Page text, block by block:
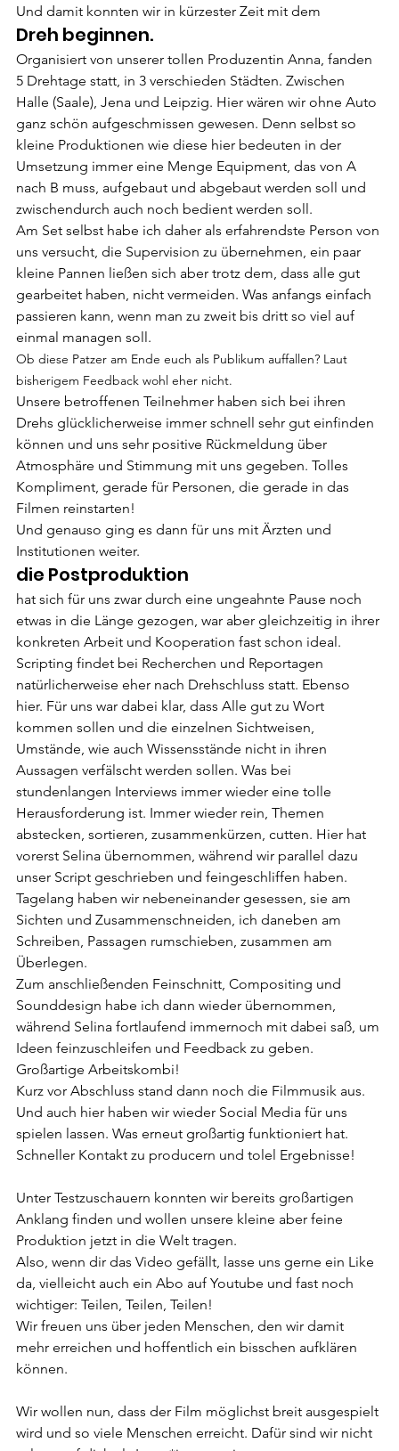
Und damit konnten wir in kürzester Zeit mit dem
Dreh beginnen.
Organisiert von unserer tollen Produzentin Anna, fanden
5 Drehtage statt, in 3 verschieden Städten. Zwischen
Halle (Saale), Jena und Leipzig. Hier wären wir ohne Auto
ganz schön aufgeschmissen gewesen. Denn selbst so
kleine Produktionen wie diese hier bedeuten in der
Umsetzung immer eine Menge Equipment, das von A
nach B muss, aufgebaut und abgebaut werden soll und
zwischendurch auch noch bedient werden soll.
Am Set selbst habe ich daher als erfahrendste Person von
uns versucht, die Supervision zu übernehmen, ein paar
kleine Pannen ließen sich aber trotz dem, dass alle gut
gearbeitet haben, nicht vermeiden. Was anfangs einfach
passieren kann, wenn man zu zweit bis dritt so viel auf
einmal managen soll.
Ob diese Patzer am Ende euch als Publikum auffallen? Laut
bisherigem Feedback wohl eher nicht.
Unsere betroffenen Teilnehmer haben sich bei ihren
Drehs glücklicherweise immer schnell sehr gut einfinden
können und uns sehr positive Rückmeldung über
Atmosphäre und Stimmung mit uns gegeben. Tolles
Kompliment, gerade für Personen, die gerade in das
Filmen reinstarten!
Und genauso ging es dann für uns mit Ärzten und
Institutionen weiter.
die Postproduktion
hat sich für uns zwar durch eine ungeahnte Pause noch
etwas in die Länge gezogen, war aber gleichzeitig in ihrer
konkreten Arbeit und Kooperation fast schon ideal.
Scripting findet bei Recherchen und Reportagen
natürlicherweise eher nach Drehschluss statt. Ebenso
hier. Für uns war dabei klar, dass Alle gut zu Wort
kommen sollen und die einzelnen Sichtweisen,
Umstände, wie auch Wissensstände nicht in ihren
Aussagen verfälscht werden sollen. Was bei
stundenlangen Interviews immer wieder eine tolle
Herausforderung ist. Immer wieder rein, Themen
abstecken, sortieren, zusammenkürzen, cutten. Hier hat
vorerst Selina übernommen, während wir parallel dazu
unser Script geschrieben und feingeschliffen haben.
Tagelang haben wir nebeneinander gesessen, sie am
Sichten und Zusammenschneiden, ich daneben am
Schreiben, Passagen rumschieben, zusammen am
Überlegen.
Zum anschließenden Feinschnitt, Compositing und
Sounddesign habe ich dann wieder übernommen,
während Selina fortlaufend immernoch mit dabei saß, um
Ideen feinzuschleifen und Feedback zu geben.
Großartige Arbeitskombi!
Kurz vor Abschluss stand dann noch die Filmmusik aus.
Und auch hier haben wir wieder Social Media für uns
spielen lassen. Was erneut großartig funktioniert hat.
Schneller Kontakt zu producern und tolel Ergebnisse!
Unter Testzuschauern konnten wir bereits großartigen
Anklang finden und wollen unsere kleine aber feine
Produktion jetzt in die Welt tragen.
Also, wenn dir das Video gefällt, lasse uns gerne ein Like
da, vielleicht auch ein Abo auf Youtube und fast noch
wichtiger: Teilen, Teilen, Teilen!
Wir freuen uns über jeden Menschen, den wir damit
mehr erreichen und hoffentlich ein bisschen aufklären
können.
Wir wollen nun, dass der Film möglichst breit ausgespielt
wird und so viele Menschen erreicht. Dafür sind wir nicht